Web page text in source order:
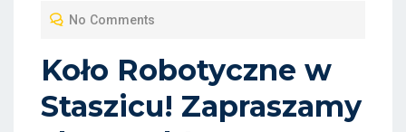
O
N
No Comments
Koło Robotyczne w
Staszicu! Zapraszamy